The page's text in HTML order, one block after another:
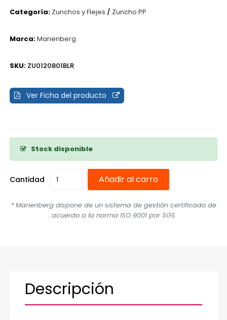
Categoría: Zunchos y Flejes / Zuncho PP
Marca:Marienberg
SKU: ZU0120801BLR
Ver Ficha del producto
Stock disponible
Cantidad Añadir al carro
*Marienberg dispone de un sistema de gestión certificado de
acuerdo a la norma ISO 9001 por SGS
Descripción